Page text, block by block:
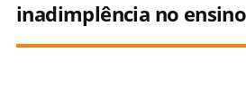
inadimplência no